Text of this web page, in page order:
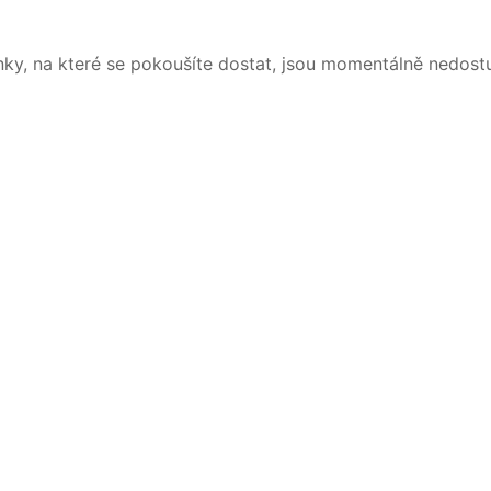
na které se pokoušíte dostat, jsou momentálně